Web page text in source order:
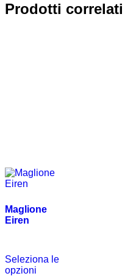
Prodotti correlati
Maglione
Eiren
Seleziona le
opzioni